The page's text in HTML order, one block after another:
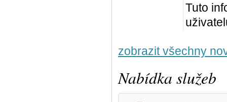
Tuto
zobrazit všechny
Nabídka služeb